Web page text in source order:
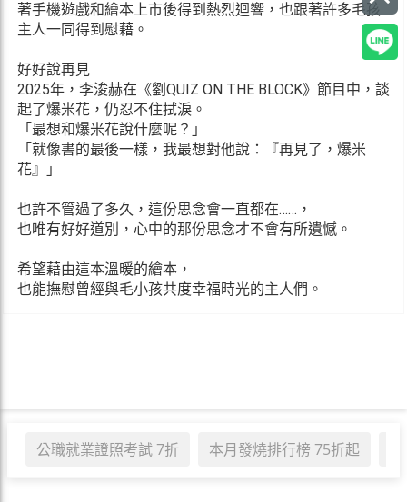
公職就業證照考試 7折 本月發燒排行榜 75折起
著手機遊戲和繪本上市後得到熱烈迴響，也跟著許多毛孩
主人一同得到慰藉。
好好說再見
2025年，李浚赫在《劉QUIZ ON THE BLOCK》節目中，談
起了爆米花，仍忍不住拭淚。
「最想和爆米花說什麼呢？」
「就像書的最後一樣，我最想對他說：『再見了，爆米
花』」
也許不管過了多久，這份思念會一直都在……，
也唯有好好道別，心中的那份思念才不會有所遺憾。
希望藉由這本溫暖的繪本，
也能撫慰曾經與毛小孩共度幸福時光的主人們。